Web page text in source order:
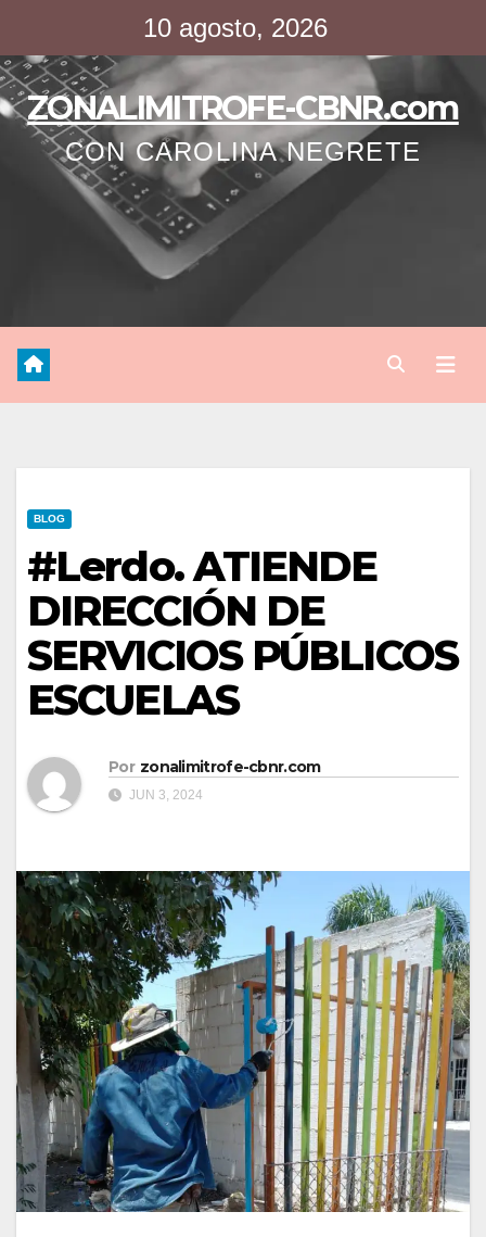
contenido
10 agosto, 2026
ZONALIMITROFE-CBNR.com
CON CAROLINA NEGRETE
BLOG
#Lerdo. ATIENDE
DIRECCIÓN DE
SERVICIOS PÚBLICOS
ESCUELAS
Por zonalimitrofe-cbnr.com
JUN 3, 2024